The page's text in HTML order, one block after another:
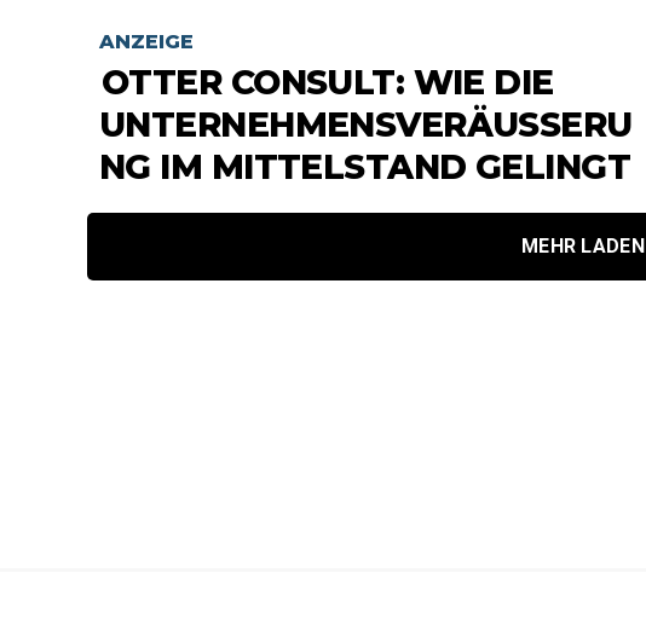
ANZEIGE
OTTER CONSULT: WIE DIE
UNTERNEHMENSVERÄUSSERUN
G IM MITTELSTAND GELINGT
MEHR LADEN